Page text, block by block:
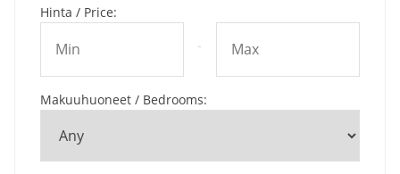
Hinta / Price:
-
Makuuhuoneet / Bedrooms: